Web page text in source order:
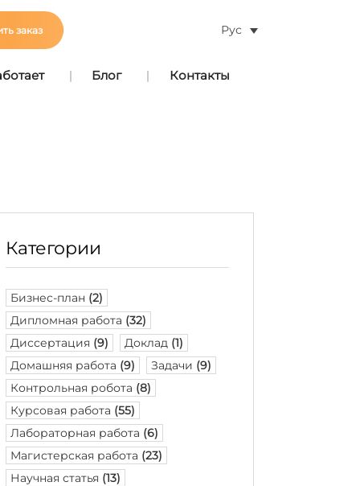
заказ Рус
Блог Контакты
Категории
Бизнес-план (2)
Дипломная работа (32)
Диссертация (9) Доклад (1)
Домашняя работа (9) Задачи (9)
Контрольная робота (8)
Курсовая работа (55)
Лабораторная работа (6)
Магистерская работа (23)
Научная статья (13)